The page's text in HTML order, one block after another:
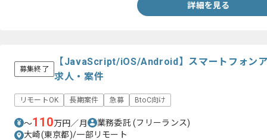
詳細を見る
募集終了
【JavaScript/iOS/Android】スマートフォン
求人・案件
リモートOK 長期案件 急募 BtoC向け
〜110万円／月 業務委託(フリーランス)
大崎(東京都)/一部リモート